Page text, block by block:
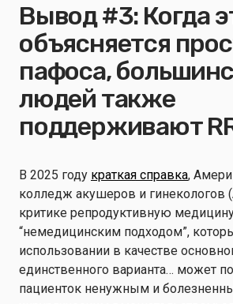
Вывод #3: Когда
объясняется
пафоса,
людей также
поддерживают
В 2025 году краткая справка,
колледж акушеров и гинекологов
критике репродуктивную
“немедицинским подходом”,
использовании в качестве
единственного варианта… может
пациенток ненужным и